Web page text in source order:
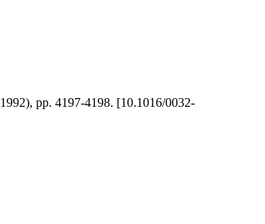
pp. 4197-4198. [10.1016/0032-